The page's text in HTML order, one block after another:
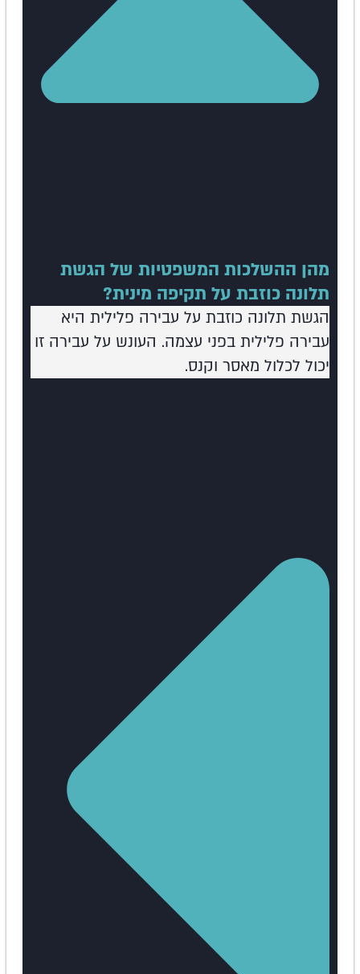
מהן ההשלכות המשפטיות של הגשת
תלונה כוזבת על תקיפה מינית?
הגשת תלונה כוזבת על עבירה פלילית היא
עבירה פלילית בפני עצמה. העונש על עבירה זו
יכול לכלול מאסר וקנס.